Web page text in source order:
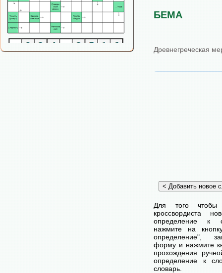
БЕМА
Древнегреческая
Для того чтобы
кроссвордиста
определение к
нажмите на
определение",
форму и нажмите
прохождения
определение к
словарь.